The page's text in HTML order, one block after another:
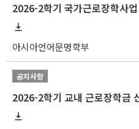
2026-2학기 국가근로장학사
아시아언어문명학부
공지사항
2026-2학기 교내 근로장학금